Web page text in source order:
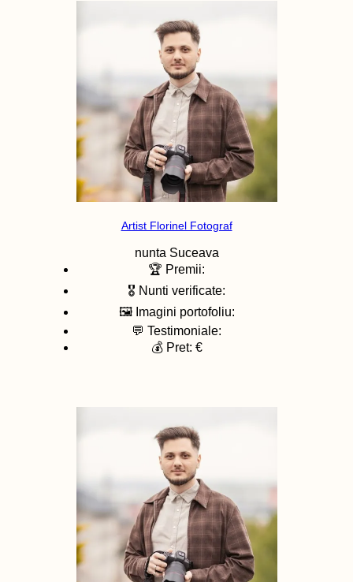
Artist Florinel Fotograf
nunta Suceava
🏆 Premii:
🎖️ Nunti verificate:
🖼️ Imagini portofoliu:
💬 Testimoniale:
💰 Pret: €